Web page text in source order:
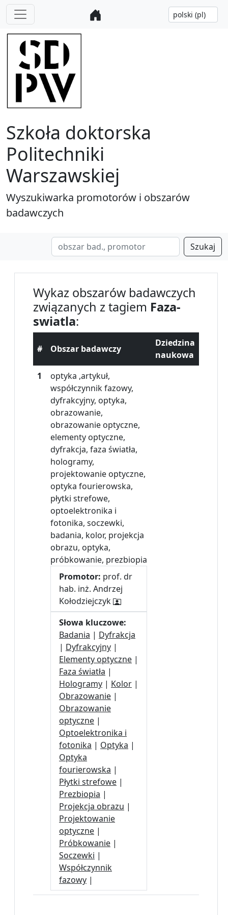
Szkoła doktorska
Politechniki
Warszawskiej
Wyszukiwarka promotorów i obszarów
badawczych
Szukaj
Wykaz obszarów badawczych
związanych z tagiem Faza-
swiatla:
# Obszar badawczy
Dziedzina
naukowa
1
optyka ,artykuł,
współczynnik fazowy,
dyfrakcyjny, optyka,
obrazowanie,
obrazowanie optyczne,
elementy optyczne,
dyfrakcja, faza światła,
hologramy,
projektowanie optyczne,
optyka fourierowska,
płytki strefowe,
optoelektronika i
fotonika, soczewki,
badania, kolor, projekcja
obrazu, optyka,
próbkowanie, prezbiopia
Promotor: prof. dr
hab. inż. Andrzej
Kołodziejczyk
Słowa kluczowe:
Badania | Dyfrakcja
| Dyfrakcyjny |
Elementy optyczne |
Faza światła |
Hologramy | Kolor |
Obrazowanie |
Obrazowanie
optyczne |
Optoelektronika i
fotonika | Optyka |
Optyka
fourierowska |
Płytki strefowe |
Prezbiopia |
Projekcja obrazu |
Projektowanie
optyczne |
Próbkowanie |
Soczewki |
Współczynnik
fazowy |